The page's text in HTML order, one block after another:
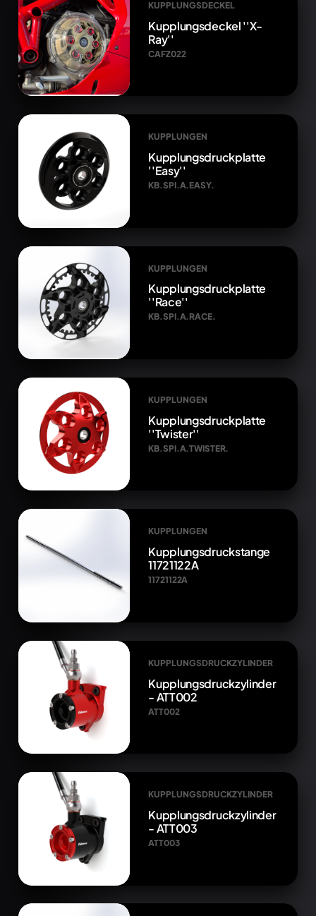
KUPPLUNGSDECKEL
Kupplungsdeckel ''X-
Ray''
CAFZ022
KUPPLUNGEN
Kupplungsdruckplatte
''Easy''
KB.SPI.A.EASY.
KUPPLUNGEN
Kupplungsdruckplatte
''Race''
KB.SPI.A.RACE.
KUPPLUNGEN
Kupplungsdruckplatte
''Twister''
KB.SPI.A.TWISTER.
KUPPLUNGEN
Kupplungsdruckstange
11721122A
11721122A
KUPPLUNGSDRUCKZYLINDER
Kupplungsdruckzylinder
- ATT002
ATT002
KUPPLUNGSDRUCKZYLINDER
Kupplungsdruckzylinder
- ATT003
ATT003